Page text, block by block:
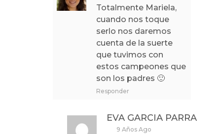
Totalmente Mariela,
cuando nos toque
serlo nos daremos
cuenta de la suerte
que tuvimos con
estos campeones que
son los padres 🙂
Responder
EVA GARCIA PARRA
9 Años Ago